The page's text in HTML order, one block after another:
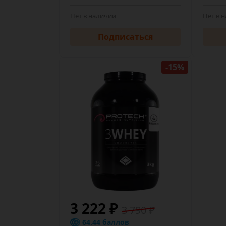
Подписаться
-15%
3 222 ₽ 3 790 ₽
64.44 баллов